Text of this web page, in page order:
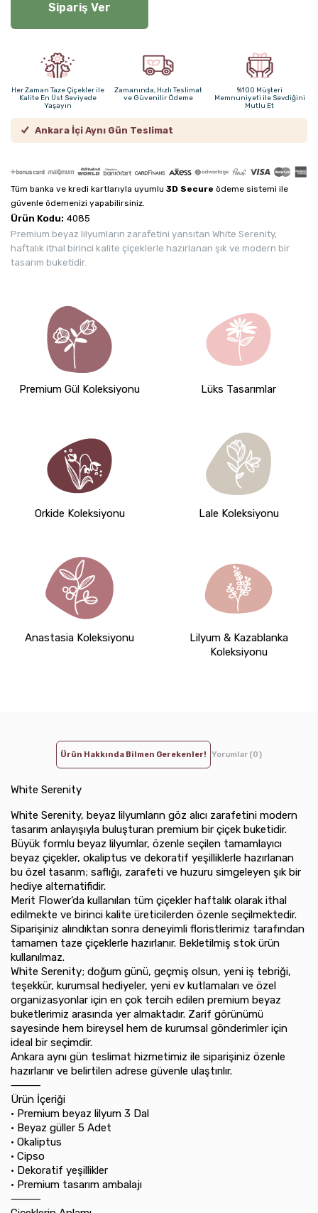
Sipariş Ver
Her Zaman Taze Çiçekler ile
Kalite En Üst Seviyede
Yaşayın
Zamanında, Hızlı Teslimat
ve Güvenilir Ödeme
%100 Müşteri
Memnuniyeti ile Sevdiğini
Mutlu Et
Ankara İçi Aynı Gün Teslimat
Tüm banka ve kredi kartlarıyla uyumlu 3D Secure ödeme sistemi ile
güvenle ödemenizi yapabilirsiniz.
Ürün Kodu: 4085
Premium beyaz lilyumların zarafetini yansıtan White Serenity,
haftalık ithal birinci kalite çiçeklerle hazırlanan şık ve modern bir
tasarım buketidir.
Premium Gül Koleksiyonu Lüks Tasarımlar
Orkide Koleksiyonu Lale Koleksiyonu
Anastasia Koleksiyonu
Lilyum & Kazablanka
Koleksiyonu
Ürün Hakkında Bilmen Gerekenler! Yorumlar (0)
White Serenity
White Serenity, beyaz lilyumların göz alıcı zarafetini modern
tasarım anlayışıyla buluşturan premium bir çiçek buketidir.
Büyük formlu beyaz lilyumlar, özenle seçilen tamamlayıcı
beyaz çiçekler, okaliptus ve dekoratif yeşilliklerle hazırlanan
bu özel tasarım; saflığı, zarafeti ve huzuru simgeleyen şık bir
hediye alternatifidir.
Merit Flower’da kullanılan tüm çiçekler haftalık olarak ithal
edilmekte ve birinci kalite üreticilerden özenle seçilmektedir.
Siparişiniz alındıktan sonra deneyimli floristlerimiz tarafından
tamamen taze çiçeklerle hazırlanır. Bekletilmiş stok ürün
kullanılmaz.
White Serenity; doğum günü, geçmiş olsun, yeni iş tebriği,
teşekkür, kurumsal hediyeler, yeni ev kutlamaları ve özel
organizasyonlar için en çok tercih edilen premium beyaz
buketlerimiz arasında yer almaktadır. Zarif görünümü
sayesinde hem bireysel hem de kurumsal gönderimler için
ideal bir seçimdir.
Ankara aynı gün teslimat hizmetimiz ile siparişiniz özenle
hazırlanır ve belirtilen adrese güvenle ulaştırılır.
⸻
Ürün İçeriği
•⁠ ⁠Premium beyaz lilyum 3 Dal
•⁠ ⁠Beyaz güller 5 Adet
•⁠ ⁠Okaliptus
•⁠ ⁠Cipso
•⁠ ⁠Dekoratif yeşillikler
•⁠ ⁠Premium tasarım ambalajı
⸻